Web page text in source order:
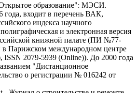
образование": МЭСИ.
года, входит в перечень ВАК,
индекса научного
и электронная версия
книжной палате (ПИ №77-
Парижском международном центре
ISSN 2079-5939 (Online)). До 2000 года
"Дистанционное
о регистрации № 016242 от